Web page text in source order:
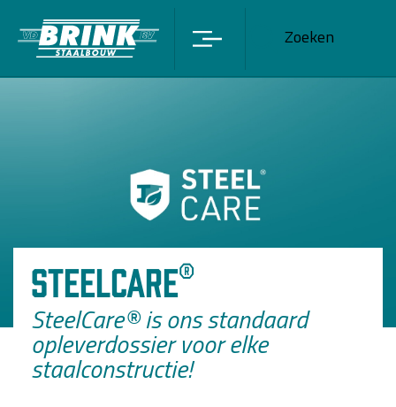
Zoeken
SteelCare®
SteelCare® is ons standaard
opleverdossier voor elke
staalconstructie!